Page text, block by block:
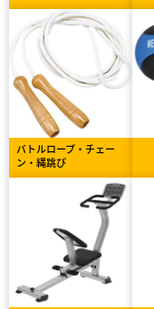
バトルロープ・チェー
ン・縄跳び